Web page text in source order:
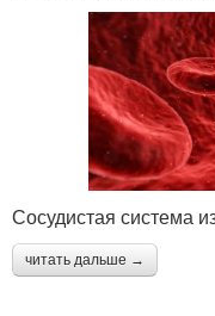
Сосудистая система
читать дальше →